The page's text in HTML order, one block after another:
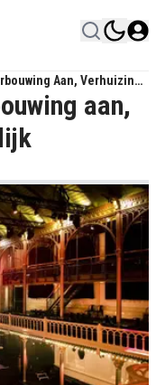
Aan, Verhuizing
aan,